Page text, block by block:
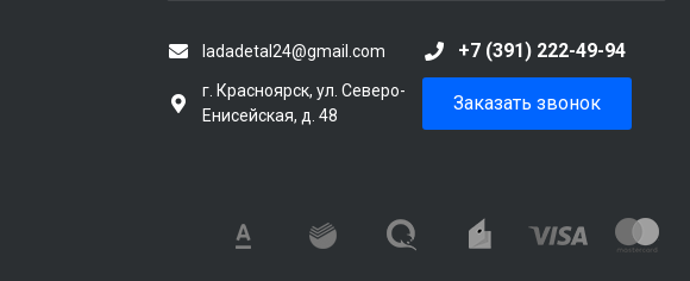
ladadetal24@gmail.com +7 (391) 222-49-94
г. Красноярск, ул. Северо-
Енисейская, д. 48
Заказать звонок